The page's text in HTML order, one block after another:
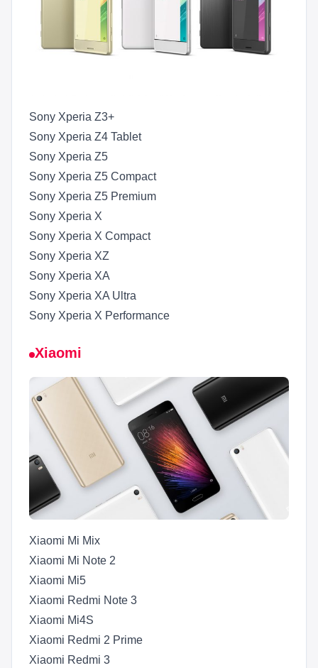
Sony Xperia Z3+
Sony Xperia Z4 Tablet
Sony Xperia Z5
Sony Xperia Z5 Compact
Sony Xperia Z5 Premium
Sony Xperia X
Sony Xperia X Compact
Sony Xperia XZ
Sony Xperia XA
Sony Xperia XA Ultra
Sony Xperia X Performance
Xiaomi
Xiaomi Mi Mix
Xiaomi Mi Note 2
Xiaomi Mi5
Xiaomi Redmi Note 3
Xiaomi Mi4S
Xiaomi Redmi 2 Prime
Xiaomi Redmi 3